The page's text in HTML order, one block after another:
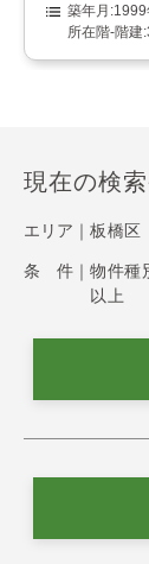
1999
現在の検
エリア｜ 板橋区
条 件｜ 物件種
以上